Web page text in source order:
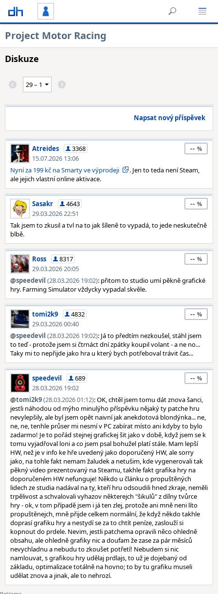
Project Motor Racing
Diskuze
Napsat nový příspěvek
Atreides
3368
15.07.2026 13:06
--
Nyní za 199 kč na Smarty ve výprodeji
. Jen to teda není Steam,
ale jejich vlastní online aktivace.
Sasakr
4643
29.03.2026 22:51
--
Tak jsem to zkusil a tvl na to jak šíleně to vypadá, to jede neskutečně
blbě.
Ross
8317
29.03.2026 20:05
--
@speedevil (28.03.2026 19:02): přitom to studio umí pěkně grafické
hry. Farming Simulator vždycky vypadal skvěle.
tomi2k9
4832
29.03.2026 00:40
--
@speedevil (28.03.2026 19:02): Já to předtím nezkoušel, stáhl jsem
to teď - protože jsem si čtrnáct dní zpátky koupil volant - a ne no...
Taky mi to nepřijde jako hra u který bych potřeboval trávit čas...
speedevil
689
28.03.2026 19:02
--
@tomi2k9(28.03.2026 01:12): OK, chtěl jsem tomu dát znova šanci,
jestli náhodou od mýho minulýho příspěvku nějaký ty patche hru
nevylepšily, ale byl jsem opět naivní jak anekdotová blondýnka... ne,
ne, ne, tenhle průser mi nesmí v PC zabírat místo ani kdyby to bylo
zadarmo! Je to pořád stejnej grafickej šit jako v době, když jsem se k
tomu vyjadřoval loni a co jsem psal bohužel platí stále. Mam lepší
HW, než je v info ke hře uvedený jako doporučený HW, ale sorry
jako, na tohle fakt nemam žaludek a netušim, kde vygenerovali tak
pěkný video prezentovaný na Steamu, takhle fakt grafika hry na
doporučeném HW nefunguje! Někdo u článku o propuštěných
lidech ze studia nadával na ty, kteří hru odsoudili hned zkraje, neměli
trpělivost a schvalovali vyhazov některejch "šikulů" z dílny tvůrce
hry - ok, v tom případě jsem i já ten zlej, protože ani mně neni líto
propuštěnejch, mně přijde celkem normální, že když někdo takhle
doprasí grafiku hry a nestydí se za to chtít peníze, zaslouží si
kopnout do prdele. Nevim, jestli patchema opravili něco ohledně
obsahu, ale ohledně grafiky nic a doufam že zase za pár měsíců
nevychladnu a nebudu to zkoušet potřetí! Nebudem si nic
namlouvat, s grafikou hry udělaj prdlajs, to už je dojebaný od
základu, optimalizace totálně na hovno; to by tu grafiku museli
udělat znova a jinak, ale to nehrozí.